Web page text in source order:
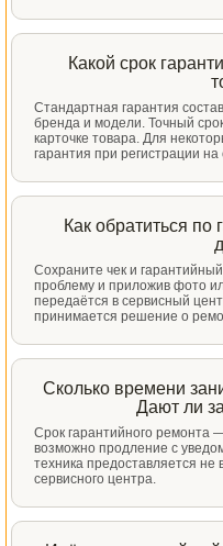
Какой срок
Стандартная гарантия
бренда и модели. Точный
карточке товара. Для
гарантия при регистрации на
Как обратиться по
Сохраните чек и
проблему и приложив фото
передаётся в сервисный
принимается решение о
Сколько времени
Дают ли
Срок гарантийного ремонта
возможно продление с
техника предоставляется не
сервисного центра.